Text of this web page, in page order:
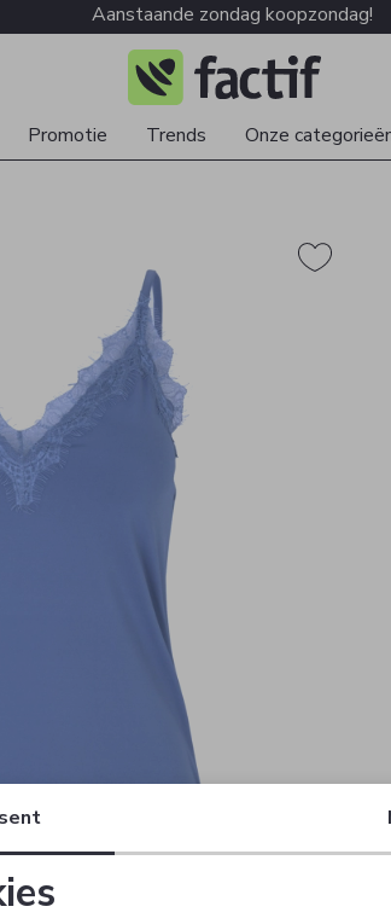
Aanstaande zondag koopzondag!
Promotie Trends Onze